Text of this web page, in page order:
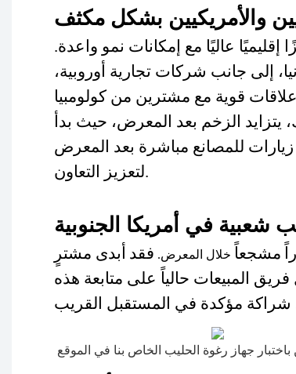
والأمريكيين بشكل مكثف
عاليًا مع إمكانات نمو واعدة.
إلى جانب شركات تجارية أوروبية،
علاقات قوية مع مشترين من كولومبيا
الزخم بعد المعرض، حيث بدأ
للمصانع مباشرة بعد المعرض
لتعزيز التعاون.
شعبية في أمريكا الجنوبية
مشجعاً خلال المعرض. فقد أبدى مشترٍ
المبيعات حالياً على متابعة هذه
جهاز رغوة الحليب الخاص بنا في الموقع